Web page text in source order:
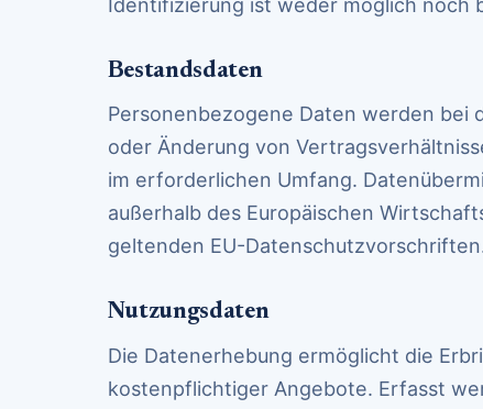
Bestandsdaten
Personenbezogene Daten werden bei
oder Änderung von
im erforderlichen Umfang.
außerhalb des Europäischen
geltenden EU-
Nutzungsdaten
Die Datenerhebung ermöglicht die
kostenpflichtiger Angebote. Erfasst